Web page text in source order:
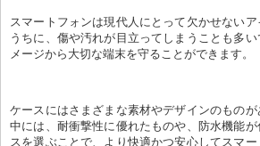
スマートフォンは現代人にとって欠かせない
うちに、傷や汚れが目立ってしまうことも多
メージから大切な端末を守ることができます。
ケースにはさまざまな素材やデザインのもの
中には、耐衝撃性に優れたものや、防水機能
スを選ぶことで、より快適かつ安心してスマ